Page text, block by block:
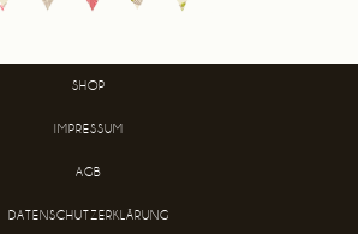
SHOP
IMPRESSUM
AGB
DATENSCHUTZERKLÄRUNG